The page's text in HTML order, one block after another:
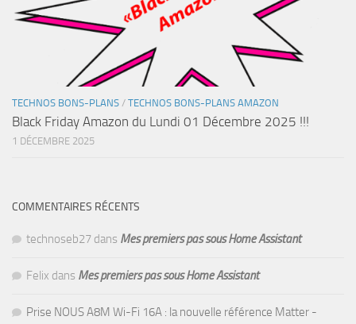
TECHNOS BONS-PLANS / TECHNOS BONS-PLANS AMAZON
Black Friday Amazon du Lundi 01 Décembre 2025 !!!
1 DÉCEMBRE 2025
COMMENTAIRES RÉCENTS
technoseb27 dans Mes premiers pas sous Home Assistant
Felix dans Mes premiers pas sous Home Assistant
Prise NOUS A8M Wi-Fi 16A : la nouvelle référence Matter -